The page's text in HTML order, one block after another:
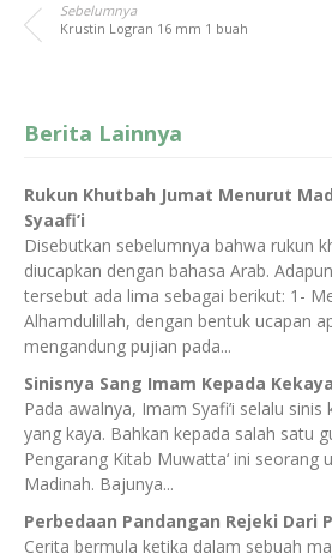
Sebelumnya
Krustin Logran 16 mm 1 buah
Berita Lainnya
Rukun Khutbah Jumat Menurut
Syaafi’i
Disebutkan sebelumnya bahwa rukun
diucapkan dengan bahasa Arab.
tersebut ada lima sebagai berikut: 1-
Alhamdulillah, dengan bentuk ucapan
mengandung pujian pada...
Sinisnya Sang Imam Kepada
Pada awalnya, Imam Syafi’i selalu
yang kaya. Bahkan kepada salah satu
Pengarang Kitab Muwatta‘ ini seorang
Madinah. Bajunya...
Perbedaan Pandangan Rejeki Dari
Cerita bermula ketika dalam sebuah